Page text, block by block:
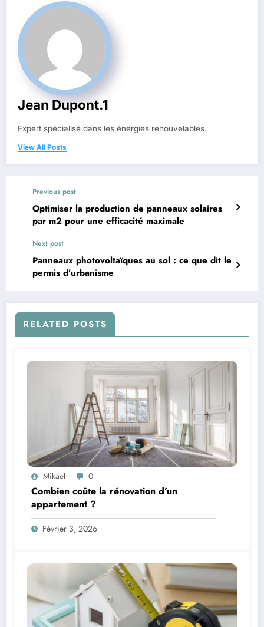
Jean Dupont.1
Expert spécialisé dans les énergies renouvelables.
View All Posts
Previous post
Optimiser la production de panneaux solaires
par m2 pour une efficacité maximale
Next post
Panneaux photovoltaïques au sol : ce que dit le
permis d’urbanisme
RELATED POSTS
Mikael 0
Combien coûte la rénovation d’un
appartement ?
Février 3, 2026